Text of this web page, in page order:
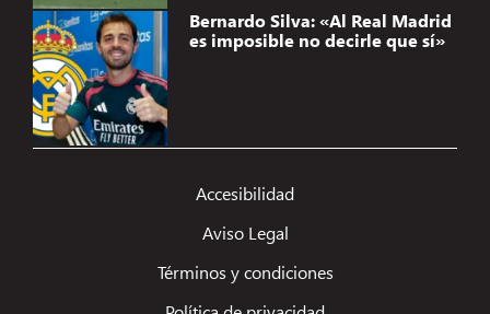
Gestionar el consentimiento de
información del dispositivo. Lo hacemos para mejorar la experiencia de
estas tecnologías nos permitirá procesar datos como el comportamiento de
Bernardo Silva: «Al Real Madrid
es imposible no decirle que sí»
Accesibilidad
Aviso Legal
Términos y condiciones